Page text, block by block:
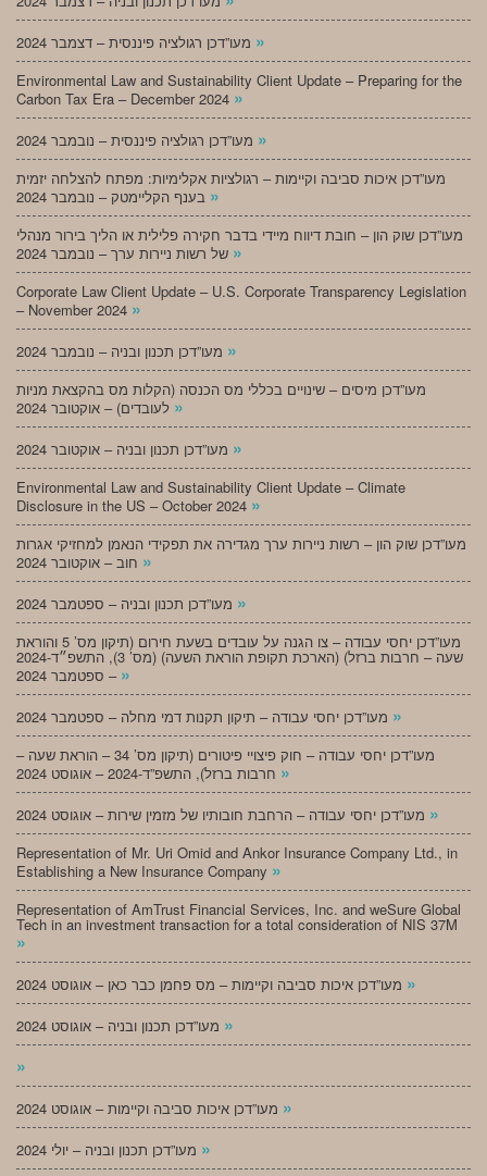
»
Environmental Law and Sustainability Client Update – Preparing for the
Carbon Tax Era – December 2024 »
»
מעו”דכן איכות סביבה וקיימות – רגולציות אקלימיות: מפתח להצלחה יזמית
»
מעו”דכן שוק הון – חובת דיווח מיידי בדבר חקירה פלילית או הליך בירור מנהלי
»
Corporate Law Client Update – U.S. Corporate Transparency Legislation
– November 2024 »
»
מעו”דכן מיסים – שינויים בכללי מס הכנסה (הקלות מס בהקצאת מניות
»
»
Environmental Law and Sustainability Client Update – Climate
Disclosure in the US – October 2024 »
מעו”דכן שוק הון – רשות ניירות ערך מגדירה את תפקידי הנאמן למחזיקי אגרות
»
»
מעו”דכן יחסי עבודה – צו הגנה על עובדים בשעת חירום (תיקון מס’ 5 והוראת
שעה – חרבות ברזל) (הארכת תקופת הוראת השעה) (מס’ 3), התשפ״ד-2024
– ספטמבר 2024 »
»
מעו”דכן יחסי עבודה – חוק פיצויי פיטורים (תיקון מס’ 34 – הוראת שעה –
»
»
Representation of Mr. Uri Omid and Ankor Insurance Company Ltd., in
Establishing a New Insurance Company »
Representation of AmTrust Financial Services, Inc. and weSure Global
Tech in an investment transaction for a total consideration of NIS 37M
»
»
»
»
»
»